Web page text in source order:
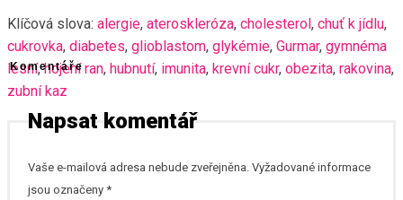
Klíčová slova: alergie, ateroskleróza, cholesterol , chuť k jídlu,
cukrovka, diabetes, glioblastom, glykémie, Gurmar, gymnéma
lesní, hojení ran, hubnutí, imunita, krevní cukr, obezita, rakovina,
zubní kaz
Komentáře
Napsat komentář
Vaše e-mailová adresa nebude zveřejněna. Vyžadované informace
jsou označeny *